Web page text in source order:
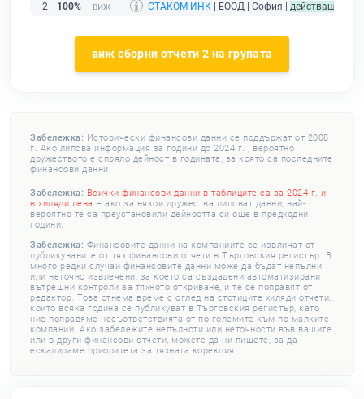
2
100% СТАКОМ ИНК | ЕООД | София | действащ
виж сборни отчети 2 на групата
Забележка: Исторически финансови данни се поддържат от 2008
г. Ако липсва информация за години до 2024 г. , вероятно
дружеството е спряло дейност в годината, за която са последните
финансови данни.
Забележка: Всички финансови данни в таблиците са за 2024 г. и
в хиляди лева – ако за някои дружества липсват данни, най-
вероятно те са преустановили дейността си още в предходни
години.
Забележка: Финансовите данни на компаниите се извличат от
публикуваните от тях финансови отчети в Търговския регистър. В
много редки случаи финансовите данни може да бъдат непълни
или неточно извлечени, за което са създадени автоматизирани
вътрешни контроли за тяхното откриване, и те се поправят от
редактор. Това отнема време с оглед на стотиците хиляди отчети,
които всяка година се публикуват в Търговския регистър, като
ние поправяме несъответствията от по-големите към по-малките
компании. Ако забележите непълноти или неточности във вашите
или в други финансови отчети, можете да ни пишете, за да
ескалираме приоритета за тяхната корекция.